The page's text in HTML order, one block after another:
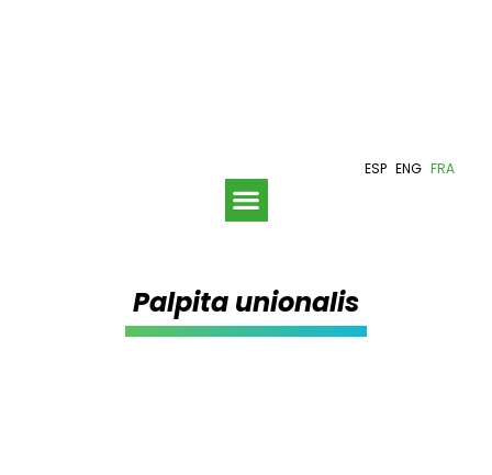
ESP ENG FRA
Palpita unionalis